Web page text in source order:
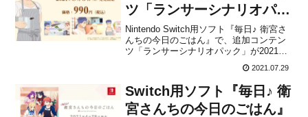
ツ「ランサーシナリオパッ
ク」が2021年8月5日に配
信決定！
Nintendo Switch用ソフト『毎日♪ 衛宮さ
んちの今日のごはん』で、追加コンテン
ツ「ランサーシナリオパック」が2021年8
から発表されました。追加コンテンツの
価格は990円（税込）です。なお、8月15
日まで追加コンテンツの発売を記念...
2021.07.29
Switch用ソフト『毎日♪ 衛
宮さんちの今日のごはん』